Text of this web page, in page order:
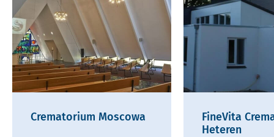
Crematorium Moscowa
FineVita
Heteren